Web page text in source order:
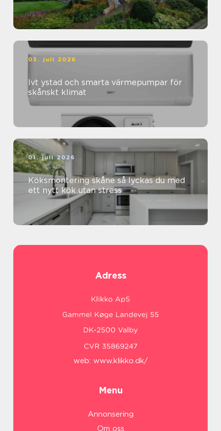
03. juli 2026
Ivt ystad och smarta värmepumpar för
skånskt klimat
01. juli 2026
Köksmontering skåne så lyckas du med
ett nytt kök utan stress
Adress
web: www.klikko.dk/
Menu
Annonsering
Om oss